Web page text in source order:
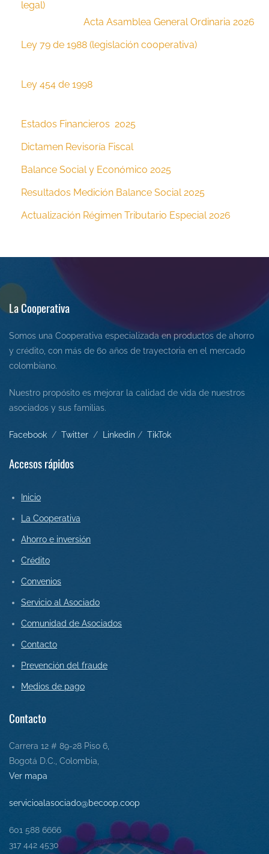
legal)
Acta Asamblea General Ordinaria 2026
Ley 79 de 1988 (legislación cooperativa)
Ley 454 de 1998
Estados Financieros 2025
Dictamen Revisoría Fiscal
Balance Social y Económico 2025
Resultados Medición Balance Social 2025
Actualización Régimen Tributario Especial 2026
La Cooperativa
Somos una Cooperativa especializada en productos de ahorro
y crédito, con más de 60 años de trayectoria en el mercado
colombiano.
Nuestro propósito es mejorar la calidad de vida de nuestros
asociados y sus familias.
Facebook / Twitter / Linkedin / TikTok
Accesos rápidos
Inicio
La Cooperativa
Ahorro e inversión
Crédito
Convenios
Servicio al Asociado
Comunidad de Asociados
Contacto
Prevención del fraude
Medios de pago
Contacto
Carrera 12 # 89-28 Piso 6,
Bogotá D.C., Colombia,
Ver mapa
servicioalasociado@becoop.coop
601 588 6666
317 442 4530